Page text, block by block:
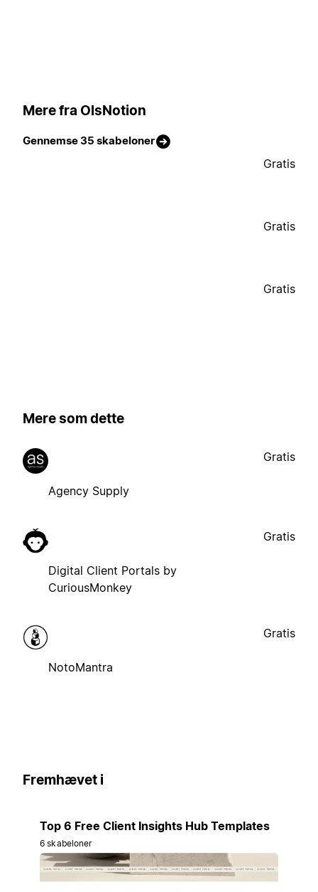
Mere fra OlsNotion
Gennemse 35 skabeloner
Gratis
Gratis
Gratis
Mere som dette
Agency Supply
Gratis
Digital Client Portals by
CuriousMonkey
Gratis
NotoMantra
Gratis
Fremhævet i
Top 6 Free Client Insights Hub Templates
6 skabeloner